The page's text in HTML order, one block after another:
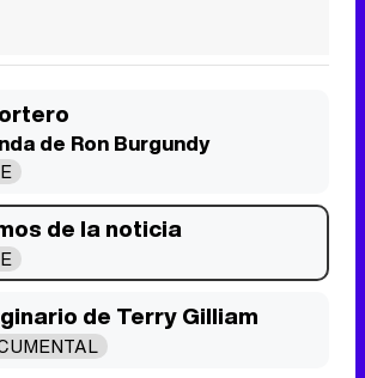
de Ron Burgundy
de la noticia
de Terry Gilliam